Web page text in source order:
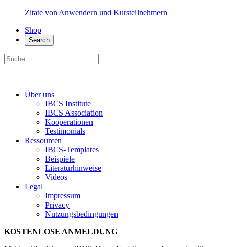
Zitate von Anwendern und Kursteilnehmern
Shop
Search
Über uns
IBCS Institute
IBCS Association
Kooperationen
Testimonials
Ressourcen
IBCS-Templates
Beispiele
Literaturhinweise
Videos
Legal
Impressum
Privacy
Nutzungsbedingungen
KOSTENLOSE ANMELDUNG